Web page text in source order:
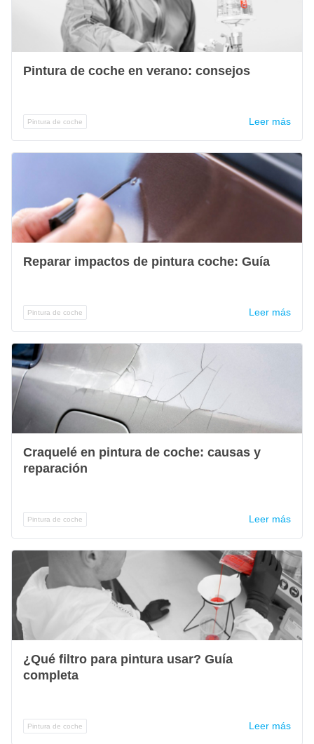
Pintura de coche en verano: consejos
Pintura de coche Leer más
Reparar impactos de pintura coche: Guía
Pintura de coche Leer más
Craquelé en pintura de coche: causas y
reparación
Pintura de coche Leer más
¿Qué filtro para pintura usar? Guía
completa
Pintura de coche Leer más